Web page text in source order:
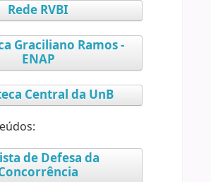
Rede RVBI
Graciliano Ramos -
ENAP
Central da UnB
de Defesa da